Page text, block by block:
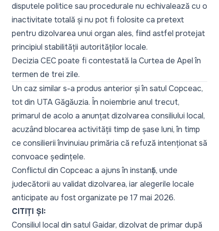
disputele politice sau procedurale nu echivalează cu o
inactivitate totală și nu pot fi folosite ca pretext
pentru dizolvarea unui organ ales, fiind astfel protejat
principiul stabilității autorităților locale.
Decizia CEC poate fi contestată la Curtea de Apel în
termen de trei zile.
Un caz similar s-a produs anterior și în satul Copceac,
tot din UTA Găgăuzia. În noiembrie anul trecut,
primarul de acolo a anunțat dizolvarea consiliului local,
acuzând blocarea activității timp de șase luni, în timp
ce consilierii învinuiau primăria că refuză intenționat să
convoace ședințele.
Conflictul din Copceac a ajuns în instanță, unde
judecătorii au validat dizolvarea, iar alegerile locale
anticipate au fost organizate pe 17 mai 2026.
CITIȚI ȘI:
Consiliul local din satul Gaidar, dizolvat de primar după